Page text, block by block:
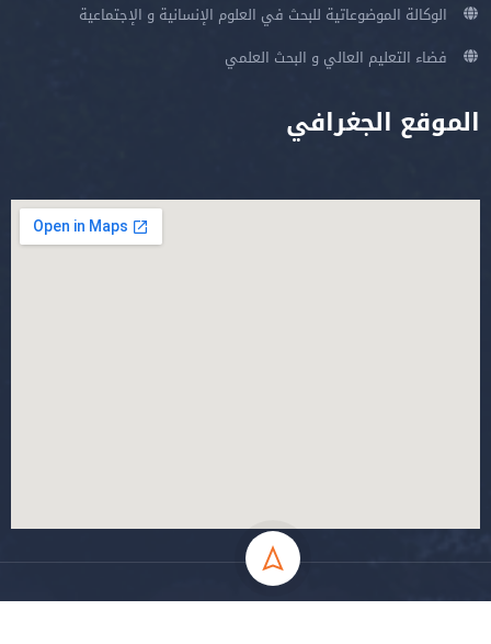
الوكالة الموضوعاتية للبحث في العلوم الإنسانية و الإجتماعية
فضاء التعليم العالي و البحث العلمي
الموقع الجغرافي
جميع الحقوق محفوظة جامعة المسيلة - 2024